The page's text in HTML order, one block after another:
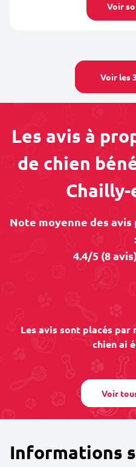
Voir
Voir les
Les avis à
de chien
Note moyenne des
:
4.4/5 (8
Les avis sont placés par
chien ai
Voir
Informations